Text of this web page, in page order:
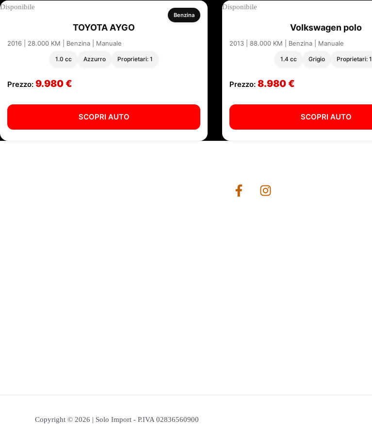
Benzina
Disponibile
TOYOTA AYGO
2016 | 28.000 KM | Benzina | Manuale
1.0 cc Azzurro Proprietari: 1
Prezzo: 9.980 €
SCOPRI AUTO
Disponibile
Volkswagen polo
2013 | 88.000 KM | Benzina | Manuale
1.4 cc Grigio Proprietari: 1
Prezzo: 8.980 €
SCOPRI AUTO
Copyright © 2026 | Solo Import - P.IVA 02836560900